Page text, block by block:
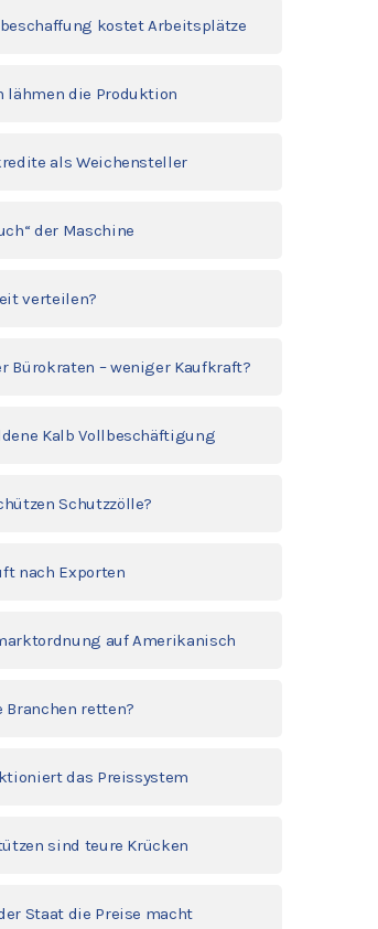
kostet Arbeitsplätze
lähmen die Produktion
als Weichensteller
der Maschine
verteilen?
Bürokraten – weniger Kaufkraft?
Kalb Vollbeschäftigung
Schutzzölle?
nach Exporten
auf Amerikanisch
Branchen retten?
das Preissystem
sind teure Krücken
Staat die Preise macht